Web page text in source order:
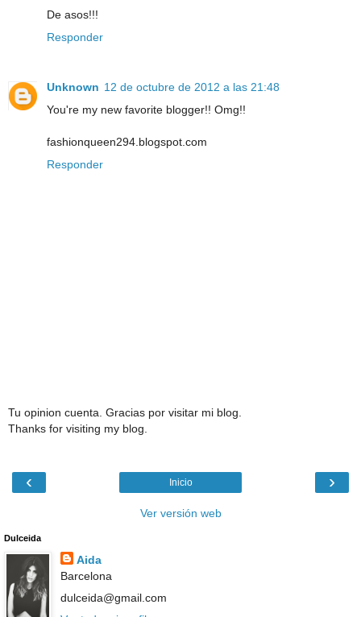
De asos!!!
Responder
Unknown 12 de octubre de 2012 a las 21:48
You're my new favorite blogger!! Omg!!
fashionqueen294.blogspot.com
Responder
Tu opinion cuenta. Gracias por visitar mi blog.
Thanks for visiting my blog.
‹ ›
Inicio
Ver versión web
Dulceida
Aida
Barcelona
dulceida@gmail.com